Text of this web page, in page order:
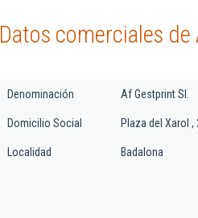
Datos comerciales de
Denominación Af Gestprint Sl.
Domicilio Social Plaza del Xarol ,
Localidad Badalona